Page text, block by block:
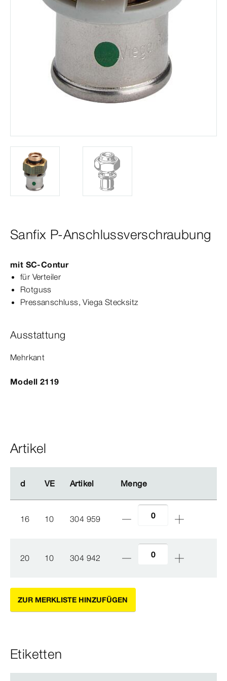
Sanfix P-Anschlussverschraubung
mit SC‑Contur
für Verteiler
Rotguss
Press­anschluss, Viega Stecksitz
Ausstattung
Mehrkant
Modell 2119
Artikel
d VE Artikel Menge
d VE Artikel Menge
16 10 304 959
20 10 304 942
ZUR MERKLISTE HINZUFÜGEN
Etiketten